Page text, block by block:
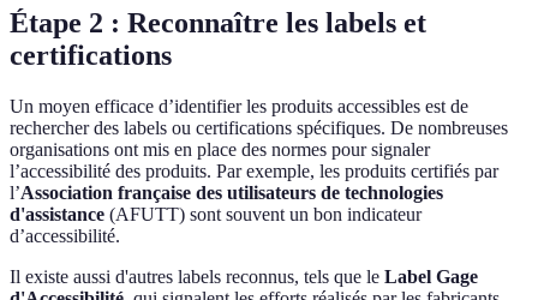
Étape 2 : Reconnaître les labels et
certifications
Un moyen efficace d’identifier les produits accessibles est de
rechercher des labels ou certifications spécifiques. De nombreuses
organisations ont mis en place des normes pour signaler
l’accessibilité des produits. Par exemple, les produits certifiés par
l’Association française des utilisateurs de technologies
d'assistance (AFUTT) sont souvent un bon indicateur
d’accessibilité.
Il existe aussi d'autres labels reconnus, tels que le Label Gage